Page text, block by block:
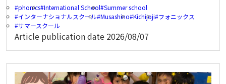
phonics International School Summer school
インターナショナルスクール Musashino Kichijoji フォニックス
サマースクール
Article publication date 2026/08/07